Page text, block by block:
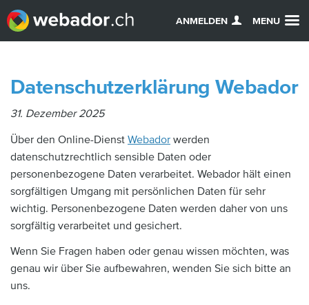
ANMELDEN MENU
Datenschutzerklärung Webador
31. Dezember 2025
Über den Online-Dienst Webador werden
datenschutzrechtlich sensible Daten oder
personenbezogene Daten verarbeitet. Webador hält einen
sorgfältigen Umgang mit persönlichen Daten für sehr
wichtig. Personenbezogene Daten werden daher von uns
sorgfältig verarbeitet und gesichert.
Wenn Sie Fragen haben oder genau wissen möchten, was
genau wir über Sie aufbewahren, wenden Sie sich bitte an
uns.